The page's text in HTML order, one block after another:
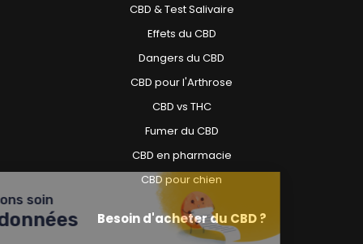
CBD & Test Salivaire
Effets du CBD
Dangers du CBD
CBD pour l'Arthrose
CBD vs THC
Fumer du CBD
CBD en pharmacie
CBD pour chien
Besoin d'acheter du CBD ?
Nous prenons soin
de vos données